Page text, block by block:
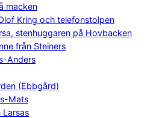
macken
Kring och telefonstolpen
stenhuggaren på Hovbacken
från Steiners
Anders
(Ebbgård)
Mats
Larsas